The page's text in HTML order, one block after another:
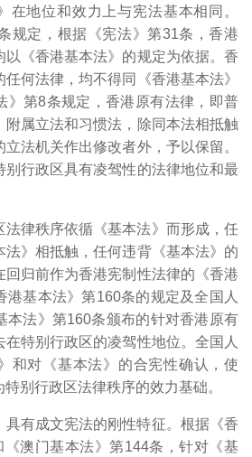
在地位和效力上与宪法基本相同。
规定，根据《宪法》第31条，香港
《香港基本法》的规定为依据。香
何法律，均不得同《香港基本法》
》第8条规定，香港原有法律，即普
属立法和习惯法，除同本法相抵触
法机关作出修改者外，予以保留。
行政区具有凌驾性的法律地位和最
法律秩序依循《基本法》而形成，任
》相抵触，任何违背《基本法》的
归前作为香港宪制性法律的《香港
港基本法》第160条的规定及全国人
本法》第160条颁布的针对香港原有
特别行政区的凌驾性地位。全国人
和对《基本法》的合宪性确认，使
特别行政区法律秩序的效力基础。
具有成文宪法的刚性特征。根据《香
澳门基本法》第144条，针对《基